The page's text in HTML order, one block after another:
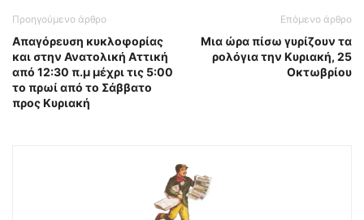
Προηγούμενο άρθρο
Απαγόρευση κυκλοφορίας
και στην Ανατολική Αττική
από 12:30 π.μ μέχρι τις 5:00
το πρωί από το Σάββατο
προς Κυριακή
Επόμενο άρθρο
Μια ώρα πίσω γυρίζουν τα
ρολόγια την Κυριακή, 25
Οκτωβρίου